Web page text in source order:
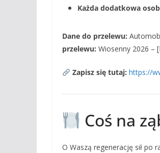
Każda dodatkowa
Dane do przelewu:
przelewu: Wiosenny 2026 –
Zapisz się tutaj: https://
Coś na
O Waszą regenerację sił po